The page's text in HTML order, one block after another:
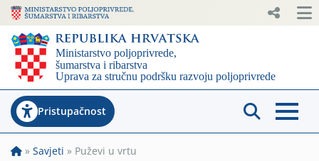
Pristupačnost
» Savjeti » Puževi u vrtu